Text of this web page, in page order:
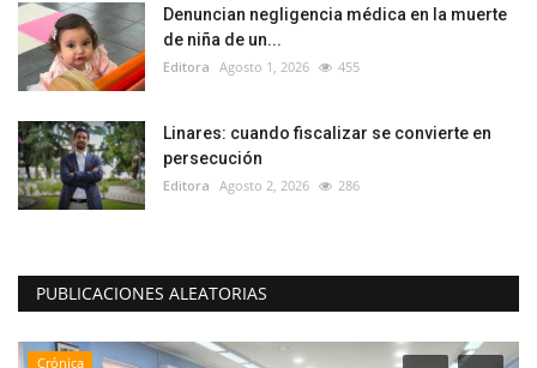
Denuncian negligencia médica en la muerte
de niña de un...
Editora Agosto 1, 2026 455
Linares: cuando fiscalizar se convierte en
persecución
Editora Agosto 2, 2026 286
PUBLICACIONES ALEATORIAS
Crónica